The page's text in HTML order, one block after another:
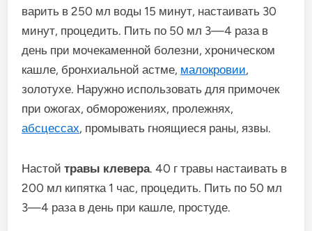
варить в 250 мл воды 15 минут, настаивать 30
минут, процедить. Пить по 50 мл 3—4 раза в
день при мочекаменной болезни, хроническом
кашле, бронхиальной астме, малокровии,
золотухе. Наружно использовать для примочек
при ожогах, обморожениях, пролежнях,
абсцессах, промывать гноящиеся раны, язвы.
Настойтравы клевера. 40 г травы настаивать в
200 мл кипятка 1 час, процедить. Пить по 50 мл
3—4 раза в день при кашле, простуде.